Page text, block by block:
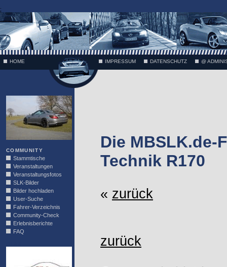
;
HOME IMPRESSUM DATENSCHUTZ @
COMMUNITY
Stammtische
Veranstaltungen
Veranstaltungsfotos
SLK-Bilder
Bilder hochladen
User-Suche
Fahrer-Verzeichnis
Community-Check
Erlebnisberichte
FAQ
Die MBSLK.de-
Technik R170
« zurück
zurück